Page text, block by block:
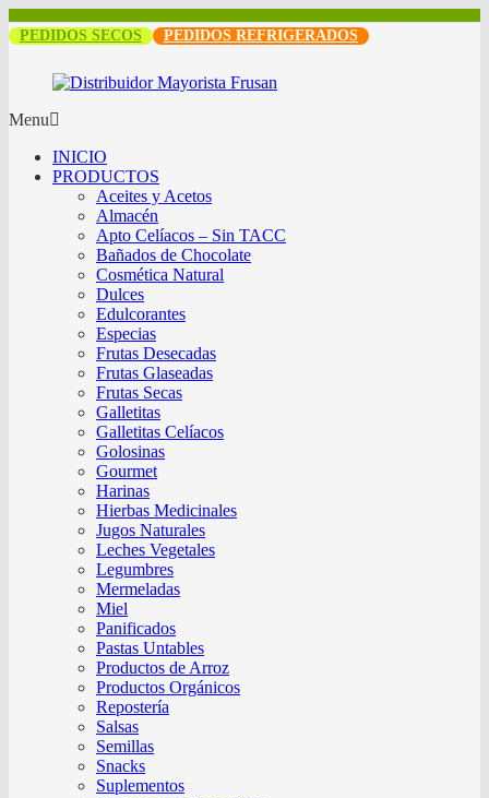
PEDIDOS SECOS PEDIDOS REFRIGERADOS
Menu
INICIO
PRODUCTOS
Aceites y Acetos
Almacén
Apto Celíacos – Sin TACC
Bañados de Chocolate
Cosmética Natural
Dulces
Edulcorantes
Especias
Frutas Desecadas
Frutas Glaseadas
Frutas Secas
Galletitas
Galletitas Celíacos
Golosinas
Gourmet
Harinas
Hierbas Medicinales
Jugos Naturales
Leches Vegetales
Legumbres
Mermeladas
Miel
Panificados
Pastas Untables
Productos de Arroz
Productos Orgánicos
Repostería
Salsas
Semillas
Snacks
Suplementos